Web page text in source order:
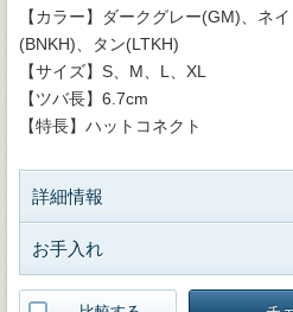
【カラー】ダークグレー(GM)、ネ
(BNKH)、タン(LTKH)
【サイズ】S、M、L、XL
【ツバ長】6.7cm
【特長】ハットコネクト
詳細情報
お手入れ